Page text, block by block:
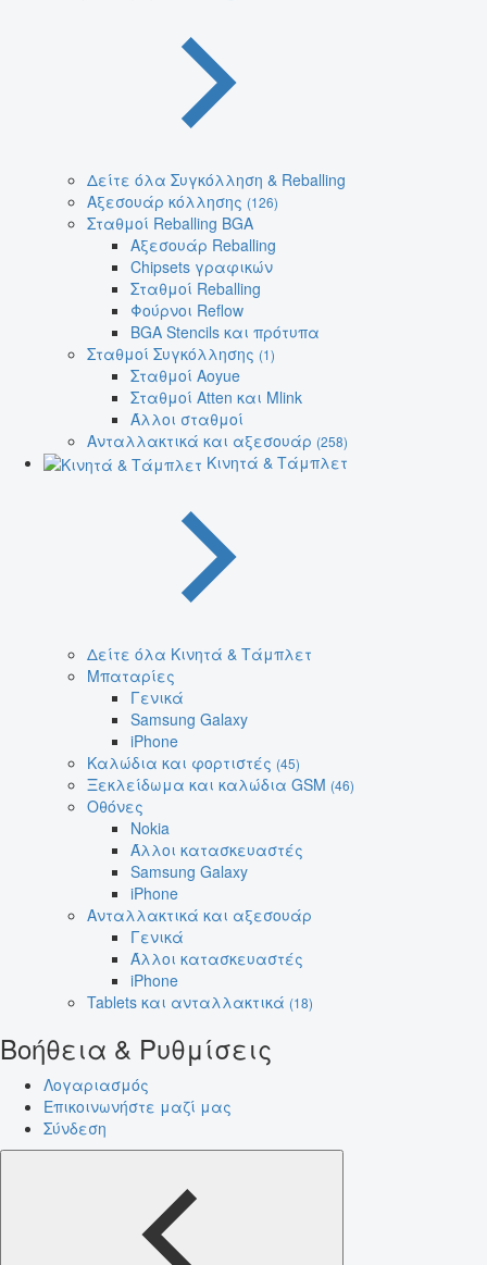
Δείτε όλα Συγκόλληση & Reballing
Αξεσουάρ κόλλησης (126)
Σταθμοί Reballing BGA
Αξεσουάρ Reballing
Chipsets γραφικών
Σταθμοί Reballing
Φούρνοι Reflow
BGA Stencils και πρότυπα
Σταθμοί Συγκόλλησης (1)
Σταθμοί Aoyue
Σταθμοί Atten και Mlink
Άλλοι σταθμοί
Ανταλλακτικά και αξεσουάρ (258)
Κινητά & Τάμπλετ
Δείτε όλα Κινητά & Τάμπλετ
Μπαταρίες
Γενικά
Samsung Galaxy
iPhone
Καλώδια και φορτιστές (45)
Ξεκλείδωμα και καλώδια GSM (46)
Οθόνες
Nokia
Άλλοι κατασκευαστές
Samsung Galaxy
iPhone
Ανταλλακτικά και αξεσουάρ
Γενικά
Άλλοι κατασκευαστές
iPhone
Tablets και ανταλλακτικά (18)
Βοήθεια & Ρυθμίσεις
Λογαριασμός
Επικοινωνήστε μαζί μας
Σύνδεση